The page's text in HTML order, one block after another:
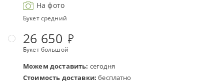
компании
language
to
English
На фото
Букет средний
26 650
Букет большой
Можем доставить: сегодня
Стоимость доставки: бесплатно